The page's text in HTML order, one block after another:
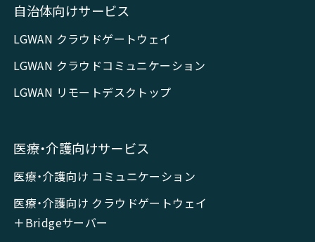
自治体向けサービス
LGWAN クラウドゲートウェイ
LGWAN クラウドコミュニケーション
LGWAN リモートデスクトップ
医療・介護向けサービス
医療・介護向け コミュニケーション
医療・介護向け クラウドゲートウェイ
＋Bridgeサーバー